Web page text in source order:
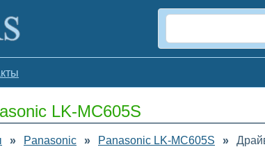
LK-MC605S
» Panasonic » Panasonic LK-MC605S »